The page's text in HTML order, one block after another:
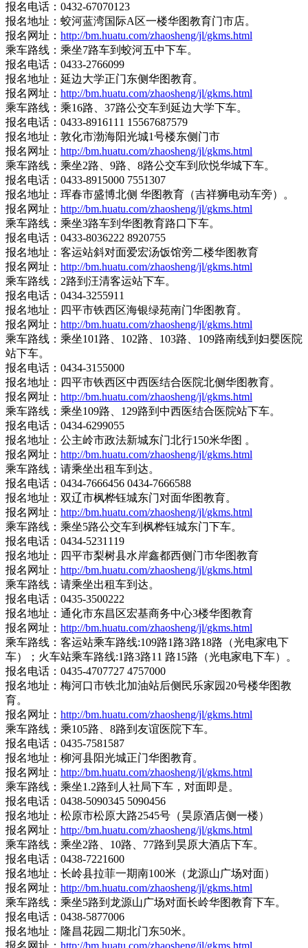
报名电话：0432-67070123
报名地址：蛟河蓝湾国际A区一楼华图教育门市店。
报名网址： http://bm.huatu.com/zhaosheng/jl/gkms.html
乘车路线：乘坐7路车到蛟河五中下车。
报名电话：0433-2766099
报名地址：延边大学正门东侧华图教育。
报名网址： http://bm.huatu.com/zhaosheng/jl/gkms.html
乘车路线：乘16路、37路公交车到延边大学下车。
报名电话：0433-8916111 15567687579
报名地址：敦化市渤海阳光城1号楼东侧门市
报名网址： http://bm.huatu.com/zhaosheng/jl/gkms.html
乘车路线：乘坐2路、9路、8路公交车到欣悦华城下车。
报名电话：0433-8915000 7551307
报名地址：珲春市盛博北侧 华图教育（吉祥狮电动车旁）。
报名网址： http://bm.huatu.com/zhaosheng/jl/gkms.html
乘车路线：乘坐3路车到华图教育路口下车。
报名电话：0433-8036222 8920755
报名地址：客运站斜对面爱宏汤饭馆旁二楼华图教育
报名网址： http://bm.huatu.com/zhaosheng/jl/gkms.html
乘车路线：2路到汪清客运站下车。
报名电话：0434-3255911
报名地址：四平市铁西区海银绿苑南门华图教育。
报名网址： http://bm.huatu.com/zhaosheng/jl/gkms.html
乘车路线：乘坐101路、102路、103路、109路南线到妇婴医院
站下车。
报名电话：0434-3155000
报名地址：四平市铁西区中西医结合医院北侧华图教育。
报名网址： http://bm.huatu.com/zhaosheng/jl/gkms.html
乘车路线：乘坐109路、129路到中西医结合医院站下车。
报名电话：0434-6299055
报名地址：公主岭市政法新城东门北行150米华图 。
报名网址： http://bm.huatu.com/zhaosheng/jl/gkms.html
乘车路线：请乘坐出租车到达。
报名电话：0434-7666456 0434-7666588
报名地址：双辽市枫桦钰城东门对面华图教育。
报名网址： http://bm.huatu.com/zhaosheng/jl/gkms.html
乘车路线：乘坐5路公交车到枫桦钰城东门下车。
报名电话：0434-5231119
报名地址：四平市梨树县水岸鑫都西侧门市华图教育
报名网址： http://bm.huatu.com/zhaosheng/jl/gkms.html
乘车路线：请乘坐出租车到达。
报名电话：0435-3500222
报名地址：通化市东昌区宏基商务中心3楼华图教育
报名网址： http://bm.huatu.com/zhaosheng/jl/gkms.html
乘车路线：客运站乘车路线:109路1路3路18路（光电家电下
车）；火车站乘车路线:1路3路11 路15路（光电家电下车）。
报名电话：0435-4707727 4757000
报名地址：梅河口市铁北加油站后侧民乐家园20号楼华图教
育。
报名网址： http://bm.huatu.com/zhaosheng/jl/gkms.html
乘车路线：乘105路、8路到友谊医院下车。
报名电话：0435-7581587
报名地址：柳河县阳光城正门华图教育。
报名网址： http://bm.huatu.com/zhaosheng/jl/gkms.html
乘车路线：乘坐1.2路到人社局下车，对面即是。
报名电话：0438-5090345 5090456
报名地址：松原市松原大路2545号（昊原酒店侧一楼）
报名网址： http://bm.huatu.com/zhaosheng/jl/gkms.html
乘车路线：乘坐2路、10路、77路到昊原大酒店下车。
报名电话：0438-7221600
报名地址：长岭县拉菲一期南100米（龙源山广场对面）
报名网址： http://bm.huatu.com/zhaosheng/jl/gkms.html
乘车路线：乘坐5路到龙源山广场对面长岭华图教育下车。
报名电话：0438-5877006
报名地址：隆昌花园二期北门东50米。
报名网址： http://bm.huatu.com/zhaosheng/jl/gkms.html